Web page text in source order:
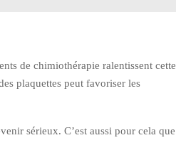
de chimiothérapie ralentissent cette
plaquettes peut favoriser les
sérieux. C’est aussi pour cela que